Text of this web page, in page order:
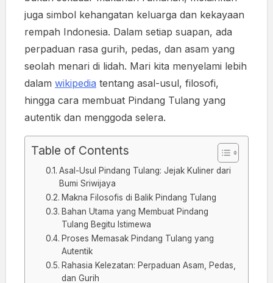
juga simbol kehangatan keluarga dan kekayaan
rempah Indonesia. Dalam setiap suapan, ada
perpaduan rasa gurih, pedas, dan asam yang
seolah menari di lidah. Mari kita menyelami lebih
dalam wikipedia tentang asal-usul, filosofi,
hingga cara membuat Pindang Tulang yang
autentik dan menggoda selera.
Table of Contents
Asal-Usul Pindang Tulang: Jejak Kuliner dari
Bumi Sriwijaya
Makna Filosofis di Balik Pindang Tulang
Bahan Utama yang Membuat Pindang
Tulang Begitu Istimewa
Proses Memasak Pindang Tulang yang
Autentik
Rahasia Kelezatan: Perpaduan Asam, Pedas,
dan Gurih